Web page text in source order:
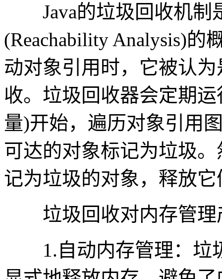
Java的垃圾回收机制
(Reachability Analysis)
动对象引用时，它被认
收。垃圾回收器会定期
量)开始，遍历对象引用
可达的对象标记为垃圾
记为垃圾的对象，释放
垃圾回收对内存管理
1.自动内存管理：垃